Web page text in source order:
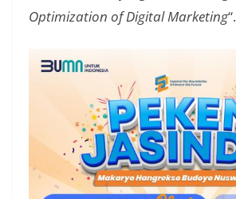
Optimization of Digital Marketing“.